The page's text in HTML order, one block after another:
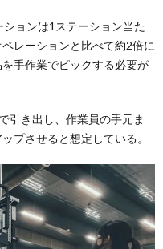
ョンは1ステーション当た
レーションと比べて約2倍に
手作業でピックする必要が
引き出し、作業員の手元ま
プさせると想定している。